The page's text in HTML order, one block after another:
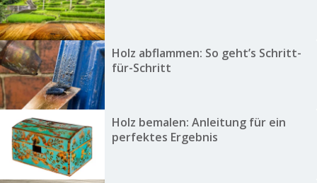
Holz abflammen: So geht’s Schritt-
für-Schritt
Holz bemalen: Anleitung für ein
perfektes Ergebnis